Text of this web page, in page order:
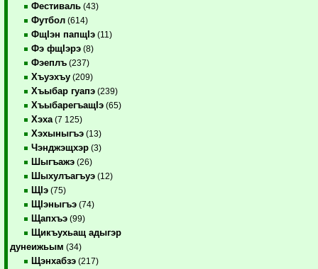
Фестиваль (43)
Футбол (614)
ФщIэн папщIэ (11)
Фэ фщIэрэ (8)
Фэеплъ (237)
Хъуэхъу (209)
Хъыбар гуапэ (239)
ХъыбарегъащIэ (65)
Хэха (7 125)
Хэхыныгъэ (13)
Чэнджэщхэр (3)
Шыгъажэ (26)
Шыхулъагъуэ (12)
ЩIэ (75)
ЩIэныгъэ (74)
Щапхъэ (99)
Щикъухьащ адыгэр
дунеижьым (34)
Щэнхабзэ (217)